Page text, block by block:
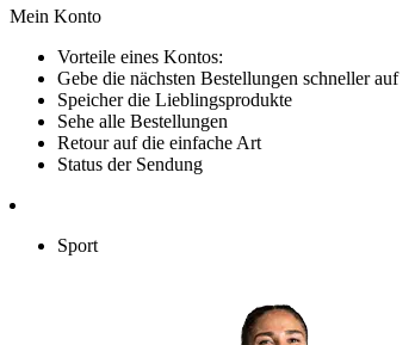
Mein Konto
Vorteile eines Kontos:
Gebe die nächsten Bestellungen schneller auf
Speicher die Lieblingsprodukte
Sehe alle Bestellungen
Retour auf die einfache Art
Status der Sendung
Sport